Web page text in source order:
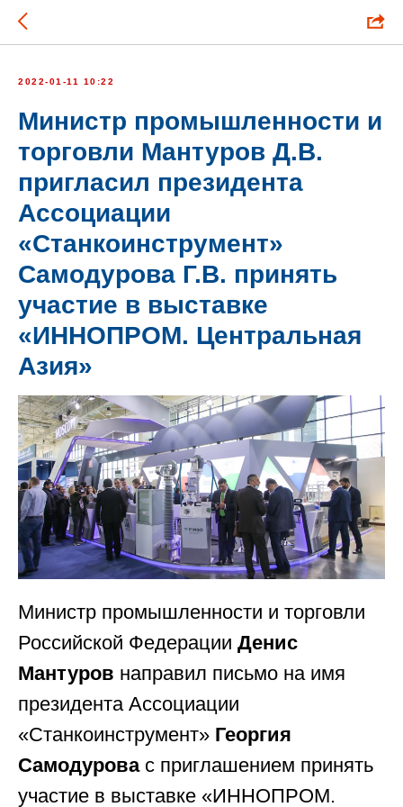
2022-01-11 10:22
Министр промышленности и
торговли Мантуров Д.В.
пригласил президента
Ассоциации
«Станкоинструмент»
Самодурова Г.В. принять
участие в выставке
«ИННОПРОМ. Центральная
Азия»
Министр промышленности и торговли
Российской Федерации Денис
Мантуров направил письмо на имя
президента Ассоциации
«Станкоинструмент» Георгия
Самодуровас приглашением принять
участие в выставке «ИННОПРОМ.